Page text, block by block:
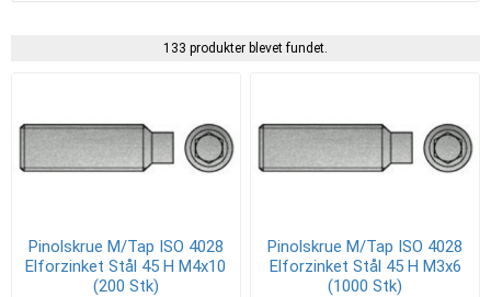
133 produkter blevet fundet.
Pinolskrue M/Tap ISO 4028
Elforzinket Stål 45 H M4x10
(200 Stk)
Pinolskrue M/Tap ISO 4028
Elforzinket Stål 45 H M3x6
(1000 Stk)